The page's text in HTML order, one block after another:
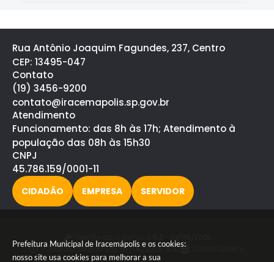
Prefeitura Municipal de Iracemápolis e os cookies:
nosso site usa cookies para melhorar a sua
Rua Antônio Joaquim Fagundes, 237, Centro
CEP: 13495-047
Contato
(19) 3456-9200
contato@iracemapolis.sp.gov.br
Atendimento
Funcionamento: das 8h às 17h; Atendimento à
população das 08h às 15h30
CNPJ
45.786.159/0001-11
CIDADÃO EMPRESA SERVIDOR
Portal atualizado em:07/08/2026 15:32